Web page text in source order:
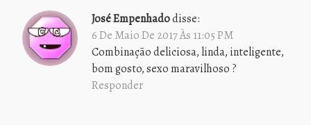
José Empenhadodisse:
6 De Maio De 2017 Às 11:05 PM
Combinação deliciosa, linda, inteligente,
bom gosto, sexo maravilhoso ?
Responder